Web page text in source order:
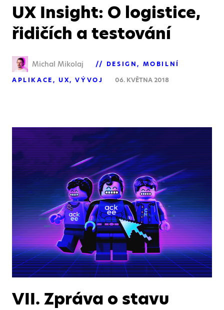
UX Insight: O logistice,
řidičích a testování
Michal Mikolaj DESIGN
MOBILNÍ
APLIKACE
UX VÝVOJ 06. KVĚTNA 2018
VII. Zpráva o stavu